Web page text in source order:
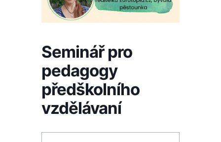
Seminář pro
pedagogy
předškolního
vzdělávaní